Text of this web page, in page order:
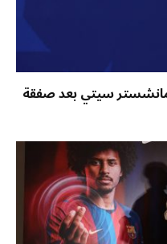
سيتي بعد صفقة